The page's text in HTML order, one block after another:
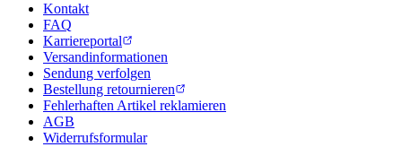
Kontakt
FAQ
Karriereportal
Versandinformationen
Sendung verfolgen
Bestellung retournieren
Fehlerhaften Artikel reklamieren
AGB
Widerrufsformular